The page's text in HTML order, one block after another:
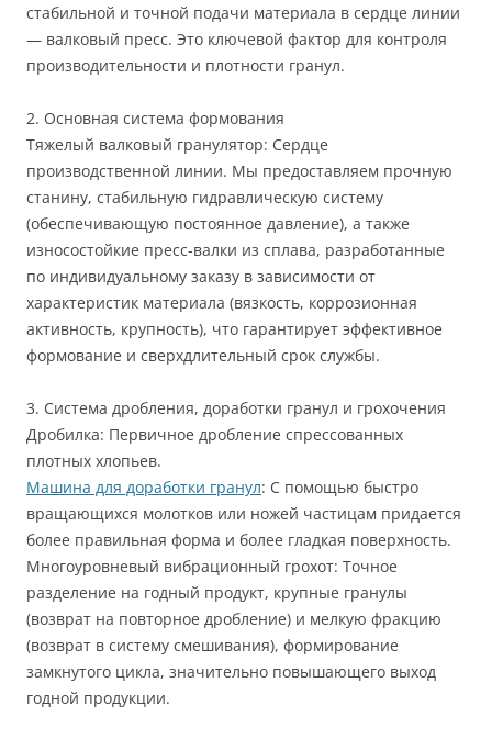
стабильной и точной подачи материала в сердце линии
— валковый пресс. Это ключевой фактор для контроля
производительности и плотности гранул.
2. Основная система формования
Тяжелый валковый гранулятор: Сердце
производственной линии. Мы предоставляем прочную
станину, стабильную гидравлическую систему
(обеспечивающую постоянное давление), а также
износостойкие пресс-валки из сплава, разработанные
по индивидуальному заказу в зависимости от
характеристик материала (вязкость, коррозионная
активность, крупность), что гарантирует эффективное
формование и сверхдлительный срок службы.
3. Система дробления, доработки гранул и грохочения
Дробилка: Первичное дробление спрессованных
плотных хлопьев.
Машина для доработки гранул: С помощью быстро
вращающихся молотков или ножей частицам придается
более правильная форма и более гладкая поверхность.
Многоуровневый вибрационный грохот: Точное
разделение на годный продукт, крупные гранулы
(возврат на повторное дробление) и мелкую фракцию
(возврат в систему смешивания), формирование
замкнутого цикла, значительно повышающего выход
годной продукции.